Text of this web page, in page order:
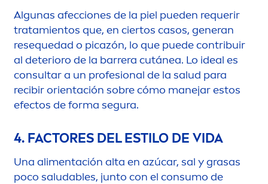
Algunas afecciones de la piel pueden requerir
tratamientos que, en ciertos casos, generan
resequedad o picazón, lo que puede contribuir
al deterioro de la barrera cutánea. Lo ideal es
consultar a un profesional de la salud para
recibir orientación sobre cómo manejar estos
efectos de forma segura.
4. FACTORES DEL ESTILO DE VIDA
Una alimentación alta en azúcar, sal y grasas
poco saludables, junto con el consumo de